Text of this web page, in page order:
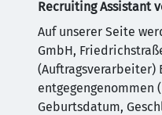
Recruiting Assistant
Auf unserer Seite
GmbH,
(Auftragsverarbeiter)
entgegengenommen
Geburtsdatum,